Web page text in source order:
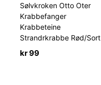
Sølvkroken Otto Oter
Krabbefanger
Krabbeteine
Strandrkrabbe Rød/Sort
kr99